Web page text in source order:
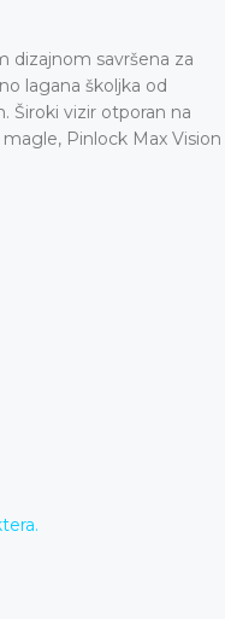
dizajnom savršena za
lagana školjka od
Široki vizir otporan na
Pinlock Max Vision